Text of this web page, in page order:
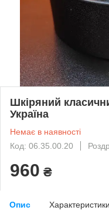
Шкіряний
Україна
Немає в наявності
Код: 06.35.00.20
960 ₴
Опис Характеристики